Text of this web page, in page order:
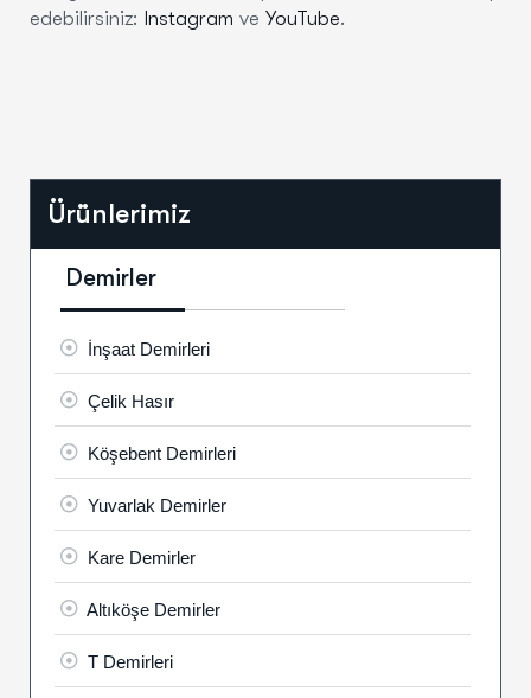
Ürünlerimiz
Demirler
İnşaat Demirleri
Çelik Hasır
Köşebent Demirleri
Yuvarlak Demirler
Kare Demirler
Altıköşe Demirler
T Demirleri
edebilirsiniz: Instagram ve YouTube.